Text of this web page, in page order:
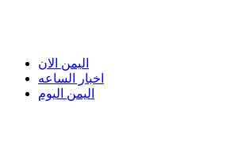
اليمن الان
اخبار الساعه
اليمن اليوم